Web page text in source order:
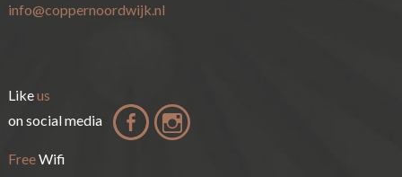
info@coppernoordwijk.nl
Likeus
on social media
FreeWifi